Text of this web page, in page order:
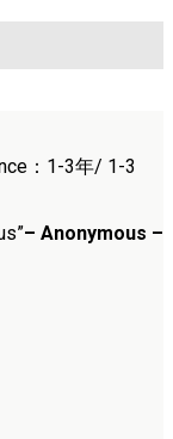
：1-3年/ 1-3
– Anonymous –